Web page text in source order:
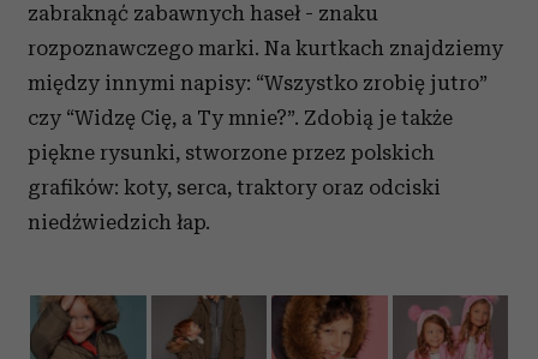
zabraknąć zabawnych haseł - znaku
rozpoznawczego marki. Na kurtkach znajdziemy
między innymi napisy: “Wszystko zrobię jutro”
czy “Widzę Cię, a Ty mnie?”. Zdobią je także
piękne rysunki, stworzone przez polskich
grafików: koty, serca, traktory oraz odciski
niedźwiedzich łap.